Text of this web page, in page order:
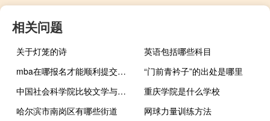
相关问题
关于灯笼的诗
英语包括哪些科目
mba在哪报名才能顺利提交申请
“门前青衿子”的出处是哪里
中国社会科学院比较文学与世界文学专业介绍
重庆学院是什么学校
哈尔滨市南岗区有哪些街道
网球力量训练方法